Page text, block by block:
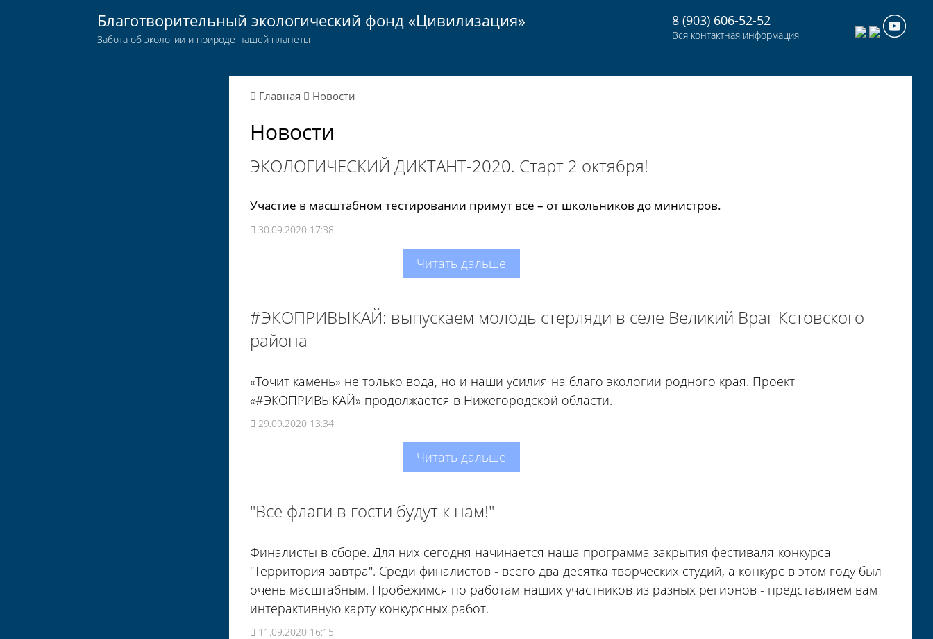
Благотворительный экологический фонд «Цивилизация»
Забота об экологии и природе нашей планеты
8 (903) 606-52-52
Вся контактная информация
Главная Новости
Новости
ЭКОЛОГИЧЕСКИЙ ДИКТАНТ-2020. Старт 2 октября!
Участие в масштабном тестировании примут все – от школьников до министров.
30.09.2020 17:38
Читать дальше
#ЭКОПРИВЫКАЙ: выпускаем молодь стерляди в селе Великий Враг Кстовского
района
«Точит камень» не только вода, но и наши усилия на благо экологии родного края. Проект
«#ЭКОПРИВЫКАЙ» продолжается в Нижегородской области.
29.09.2020 13:34
Читать дальше
"Все флаги в гости будут к нам!"
Финалисты в сборе. Для них сегодня начинается наша программа закрытия фестиваля-конкурса
"Территория завтра". Среди финалистов - всего два десятка творческих студий, а конкурс в этом году был
очень масштабным. Пробежимся по работам наших участников из разных регионов - представляем вам
интерактивную карту конкурсных работ.
11.09.2020 16:15